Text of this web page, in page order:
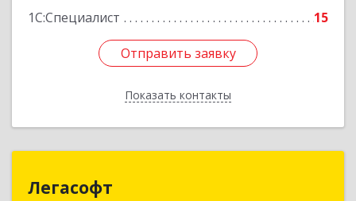
1С:Специалист
15
Отправить заявку
Показать контакты
Отправить заявку
Назад
Легасофт